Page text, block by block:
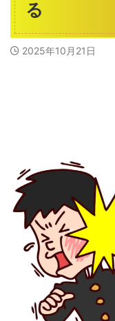
る
2025年10月21日